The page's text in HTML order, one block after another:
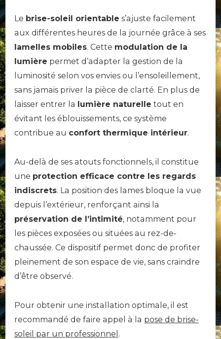
Le brise-soleil orientable s’ajuste facilement
aux différentes heures de la journée grâce à ses
lamelles mobiles. Cette modulation de la
lumière permet d’adapter la gestion de la
luminosité selon vos envies ou l’ensoleillement,
sans jamais priver la pièce de clarté. En plus de
laisser entrer la lumière naturelle tout en
évitant les éblouissements, ce système
contribue au confort thermique intérieur.
Au-delà de ses atouts fonctionnels, il constitue
une protection efficace contre les regards
indiscrets. La position des lames bloque la vue
depuis l’extérieur, renforçant ainsi la
préservation de l’intimité, notamment pour
les pièces exposées ou situées au rez-de-
chaussée. Ce dispositif permet donc de profiter
pleinement de son espace de vie, sans craindre
d’être observé.
Pour obtenir une installation optimale, il est
recommandé de faire appel à la pose de brise-
soleil par un professionnel .